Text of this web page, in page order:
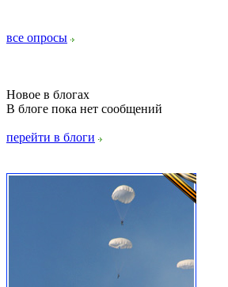
все опросы
Новое в блогах
В блоге пока нет сообщений
перейти в блоги